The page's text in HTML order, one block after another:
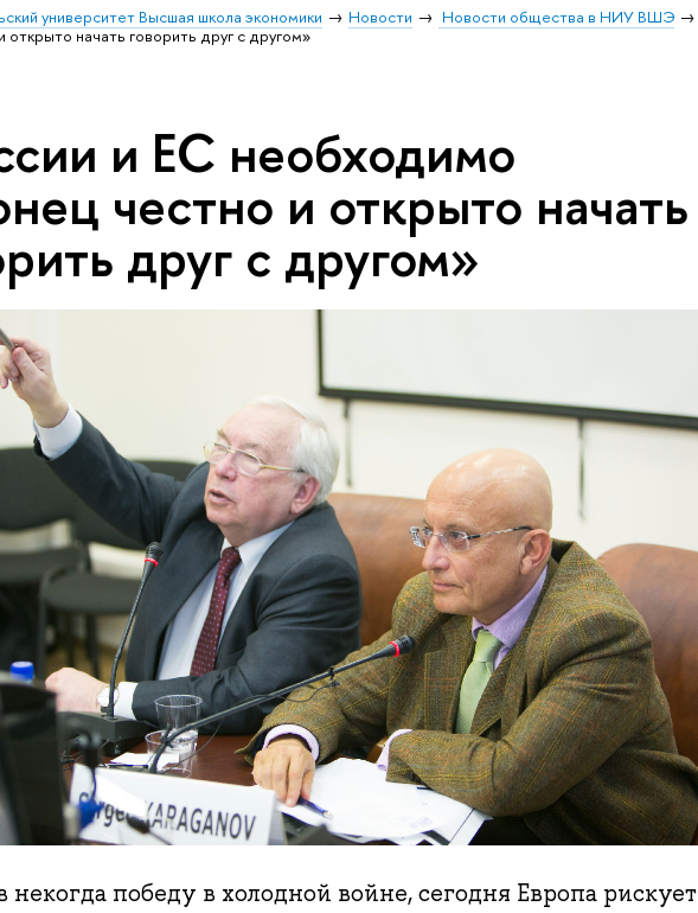
университет Высшая школа экономики Новости Новости общества в НИУ ВШЭ
начать говорить друг с другом»
и ЕС необходимо
честно и открыто начать
друг с другом»
победу в холодной войне, сегодня Европа рискует